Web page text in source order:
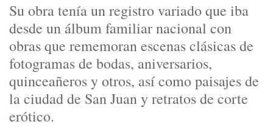
Su obra tenía un registro variado que iba
desde un álbum familiar nacional con
obras que rememoran escenas clásicas de
fotogramas de bodas, aniversarios,
quinceañeros y otros, así como paisajes de
la ciudad de San Juan y retratos de corte
erótico.